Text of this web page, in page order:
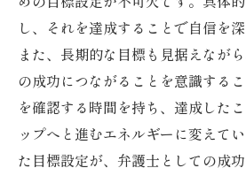
し、それを達成することで自信を
また、長期的な目標も見据えなが
の成功につながることを意識する
を確認する時間を持ち、達成した
ップへと進むエネルギーに変えて
た目標設定が、弁護士としての成